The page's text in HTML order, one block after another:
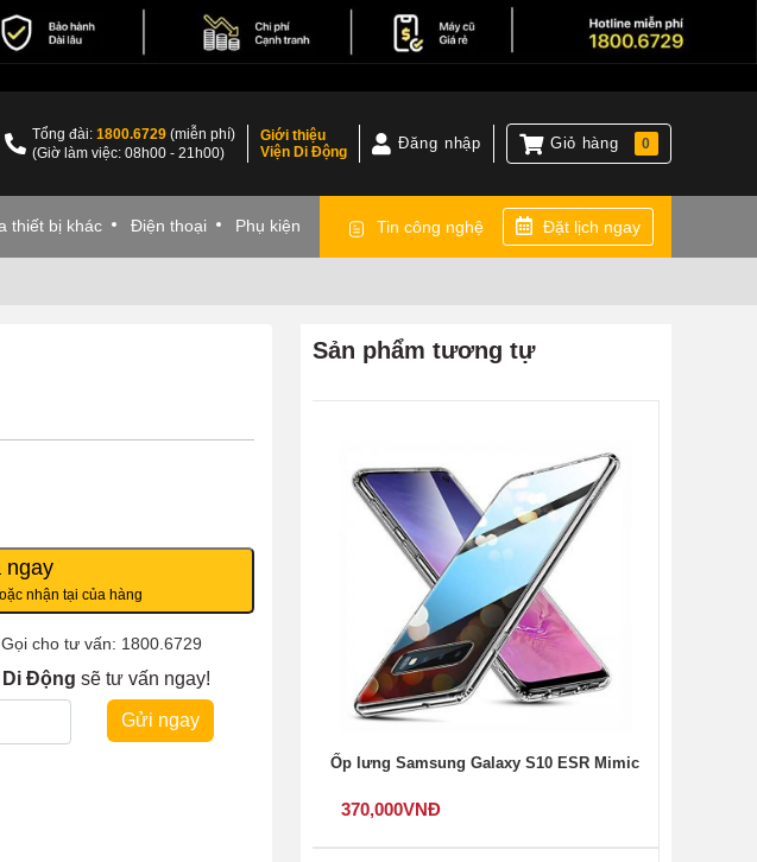
Tổng đài:1800.6729 (miễn phí)
(Giờ làm việc: 08h00 - 21h00)
Giới thiệu
Viện Di Động
Đăng nhập Giỏ hàng 0
thiết bị khác Điện thoại Phụ kiện Tin công nghệ Đặt lịch ngay
ngay
nhận tại của hàng
Gọi cho tư vấn: 1800.6729
Di Động sẽ tư vấn ngay!
Gửi ngay
Sản phẩm tương tự
Ốp lưng Samsung Galaxy S10 ESR Mimic
370,000VNĐ